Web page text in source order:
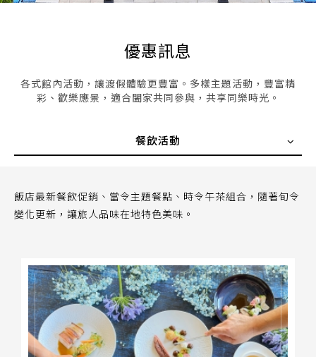
優惠訊息
各式館內活動，讓渡假體驗更豐富。多樣主題活動，豐富精
彩、歡樂應景，適合闔家共同參與，共享同樂時光。
餐飲活動
飯店最新餐飲促銷、當令主題餐點、時令午茶組合，隨著旬令
變化更新，讓旅人品味在地特色美味。